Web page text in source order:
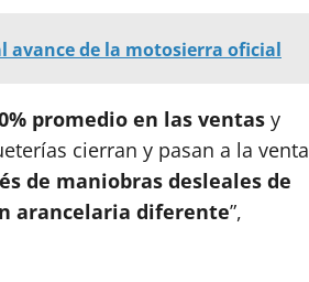
avance de la motosierra oficial
promedio en las ventas y
cierran y pasan a la venta
de maniobras desleales de
arancelaria diferente”,